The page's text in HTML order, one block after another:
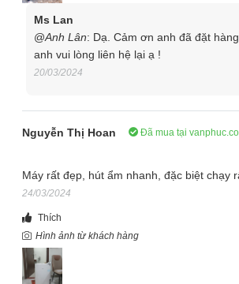
LG MD16GQSE0được tích hợp rất nhiều
minh mà nổi bật nhất là tính năng kết nối
tắt, cài đặt độ ẩm, xem độ ẩm hiện tại
tiêu thụ điện năng...
Điểm khác biệt từ bộ sấy giày dép
Ms Lan
@Anh Lân: Dạ. Cảm ơn anh đã đặt
anh vui lòng liên hệ lại ạ !
20/03/2024
Nguyễn Thị Hoan Đã mua tại
Máy rất đẹp, hút ẩm nhanh, đặc biệt chạy
24/03/2024
Thích
Hình ảnh từ khách hàng